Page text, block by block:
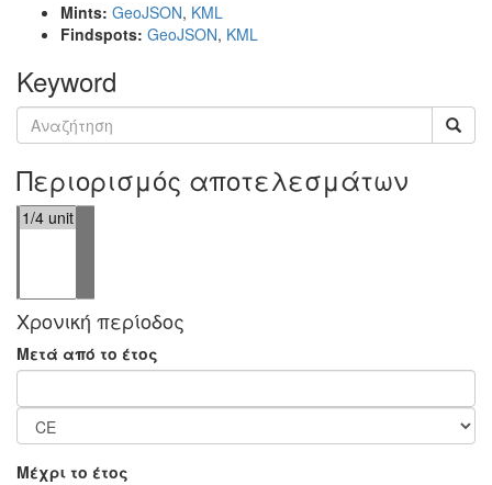
Mints: GeoJSON, KML
Findspots: GeoJSON, KML
Keyword
Περιορισμός αποτελεσμάτων
Χρονική περίοδος
Μετά από το έτος
Μέχρι το έτος